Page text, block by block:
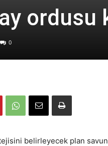
ordusu
0
belirleyecek plan